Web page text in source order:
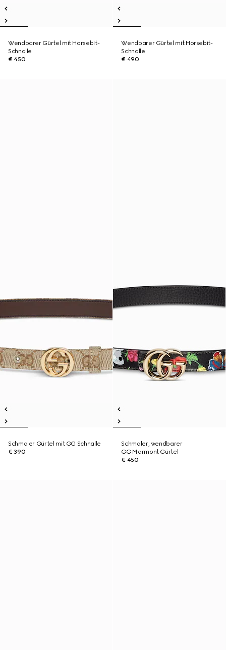
Wendbarer Gürtel mit Horsebit-
Schnalle
€ 450
Wendbarer Gürtel mit Horsebit-
Schnalle
€ 490
Schmaler Gürtel mit GG Schnalle
€ 390
Schmaler, wendbarer
GG Marmont Gürtel
€ 450